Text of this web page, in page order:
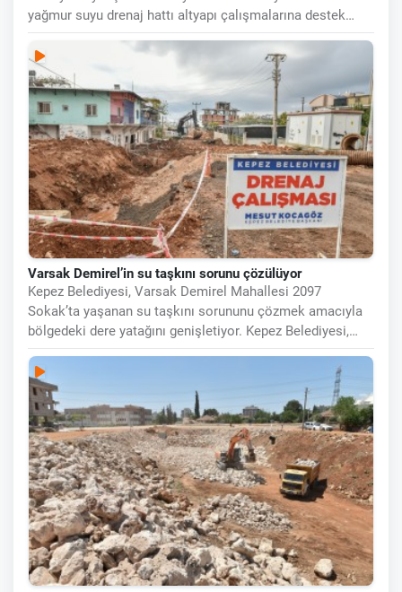
yağmur suyu drenaj hattı altyapı çalışmalarına destek
vererek, imar yolu
Varsak Demirel’in su taşkını sorunu çözülüyor
Kepez Belediyesi, Varsak Demirel Mahallesi 2097
Sokak’ta yaşanan su taşkını sorununu çözmek amacıyla
bölgedeki dere yatağını genişletiyor. Kepez Belediyesi,
yağmurlu havalarda su